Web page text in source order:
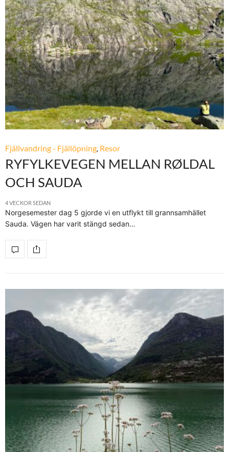
Fjällvandring - Fjällöpning, Resor
RYFYLKEVEGEN MELLAN RØLDAL
OCH SAUDA
4 VECKOR SEDAN
Norgesemester dag 5 gjorde vi en utflykt till grannsamhället
Sauda. Vägen har varit stängd sedan…